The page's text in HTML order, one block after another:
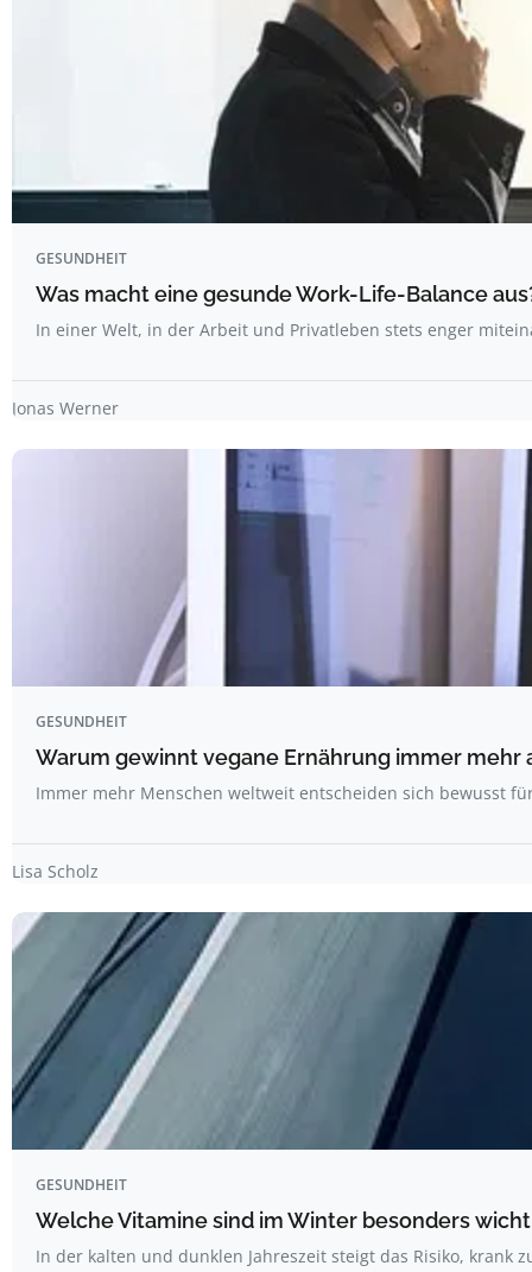
GESUNDHEIT
Was macht eine gesunde Work-Life-Balance
In einer Welt, in der Arbeit und Privatleben stets enger
Jonas Werner
GESUNDHEIT
Warum gewinnt vegane Ernährung immer mehr
Immer mehr Menschen weltweit entscheiden sich bewusst
Lisa Scholz
GESUNDHEIT
Welche Vitamine sind im Winter besonders
In der kalten und dunklen Jahreszeit steigt das Risiko, krank